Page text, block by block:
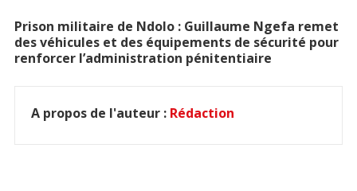
Prison militaire de Ndolo : Guillaume Ngefa remet
des véhicules et des équipements de sécurité pour
renforcer l’administration pénitentiaire
A propos de l'auteur : Rédaction